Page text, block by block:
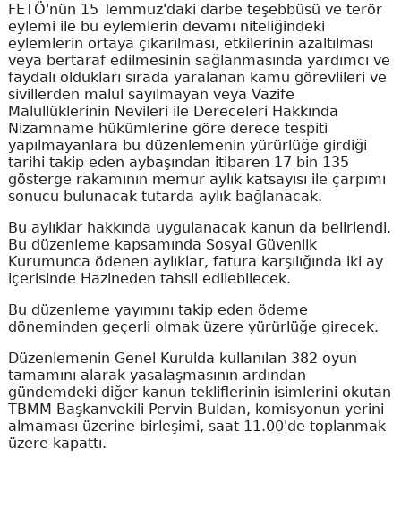
FETÖ'nün 15 Temmuz'daki darbe teşebbüsü ve terör
eylemi ile bu eylemlerin devamı niteliğindeki
eylemlerin ortaya çıkarılması, etkilerinin azaltılması
veya bertaraf edilmesinin sağlanmasında yardımcı ve
faydalı oldukları sırada yaralanan kamu görevlileri ve
sivillerden malul sayılmayan veya Vazife
Malullüklerinin Nevileri ile Dereceleri Hakkında
Nizamname hükümlerine göre derece tespiti
yapılmayanlara bu düzenlemenin yürürlüğe girdiği
tarihi takip eden aybaşından itibaren 17 bin 135
gösterge rakamının memur aylık katsayısı ile çarpımı
sonucu bulunacak tutarda aylık bağlanacak.
Bu aylıklar hakkında uygulanacak kanun da belirlendi.
Bu düzenleme kapsamında Sosyal Güvenlik
Kurumunca ödenen aylıklar, fatura karşılığında iki ay
içerisinde Hazineden tahsil edilebilecek.
Bu düzenleme yayımını takip eden ödeme
döneminden geçerli olmak üzere yürürlüğe girecek.
Düzenlemenin Genel Kurulda kullanılan 382 oyun
tamamını alarak yasalaşmasının ardından
gündemdeki diğer kanun tekliflerinin isimlerini okutan
TBMM Başkanvekili Pervin Buldan, komisyonun yerini
almaması üzerine birleşimi, saat 11.00'de toplanmak
üzere kapattı.